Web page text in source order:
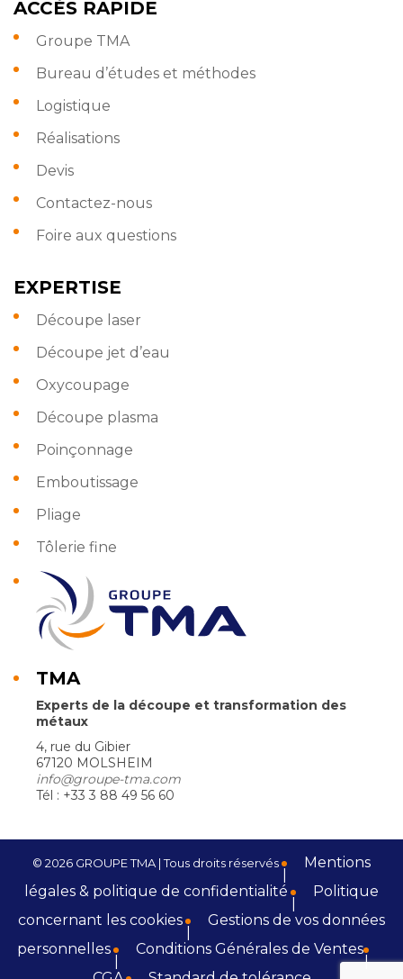
ACCÈS RAPIDE
Groupe TMA
Bureau d’études et méthodes
Logistique
Réalisations
Devis
Contactez-nous
Foire aux questions
EXPERTISE
Découpe laser
Découpe jet d’eau
Oxycoupage
Découpe plasma
Poinçonnage
Emboutissage
Pliage
Tôlerie fine
TMA
Experts de la découpe et transformation des
métaux
4, rue du Gibier
67120 MOLSHEIM
info@groupe-tma.com
Tél : +33 3 88 49 56 60
© 2026 GROUPE TMA | Tous droits réservés
Mentions
légales & politique de confidentialité
Politique
concernant les cookies
Gestions de vos données
personnelles
Conditions Générales de Ventes